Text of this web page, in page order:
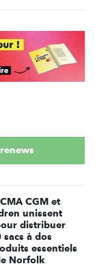
CGM et
unissent
distribuer
à dos
essentiels
Norfolk